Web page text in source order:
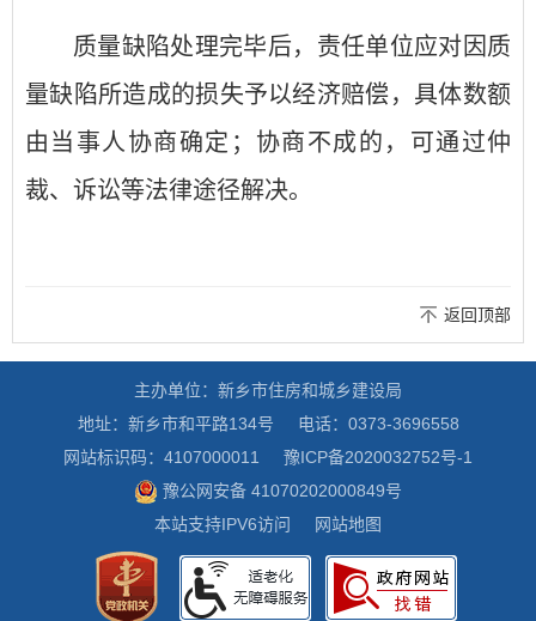
质量缺陷处理完毕后，责任单位应对因质
量缺陷所造成的损失予以经济赔偿，具体数额
由当事人协商确定；协商不成的，可通过仲
裁、诉讼等法律途径解决。
返回顶部
主办单位：新乡市住房和城乡建设局
地址：新乡市和平路134号
电话：0373-3696558
网站标识码：4107000011
豫ICP备2020032752号-1
豫公网安备 41070202000849号
本站支持IPV6访问
网站地图